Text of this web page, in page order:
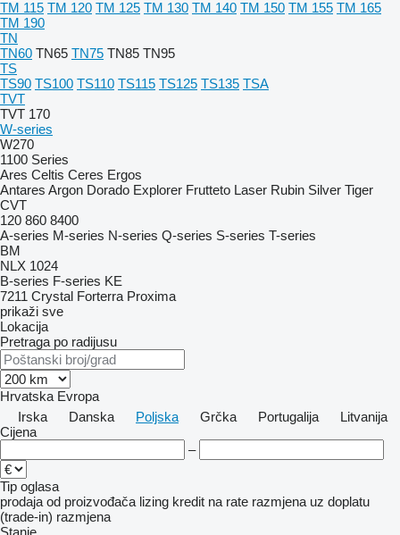
TM 115 TM 120 TM 125 TM 130 TM 140 TM 150 TM 155 TM 165
TM 190
TN
TN60 TN65 TN75 TN85 TN95
TS
TS90 TS100 TS110 TS115 TS125 TS135 TSA
TVT
TVT 170
W-series
W270
1100 Series
Ares Celtis Ceres Ergos
Antares Argon Dorado Explorer Frutteto Laser Rubin Silver Tiger
CVT
120 860 8400
A-series M-series N-series Q-series S-series T-series
BM
NLX 1024
B-series F-series KE
7211 Crystal Forterra Proxima
prikaži sve
Lokacija
Pretraga po radijusu
Hrvatska Evropa
Irska
Danska Poljska Grčka Portugalija
Litvanija
Cijena
–
Tip oglasa
prodaja od proizvođača lizing kredit na rate razmjena uz doplatu
(trade-in) razmjena
Stanje